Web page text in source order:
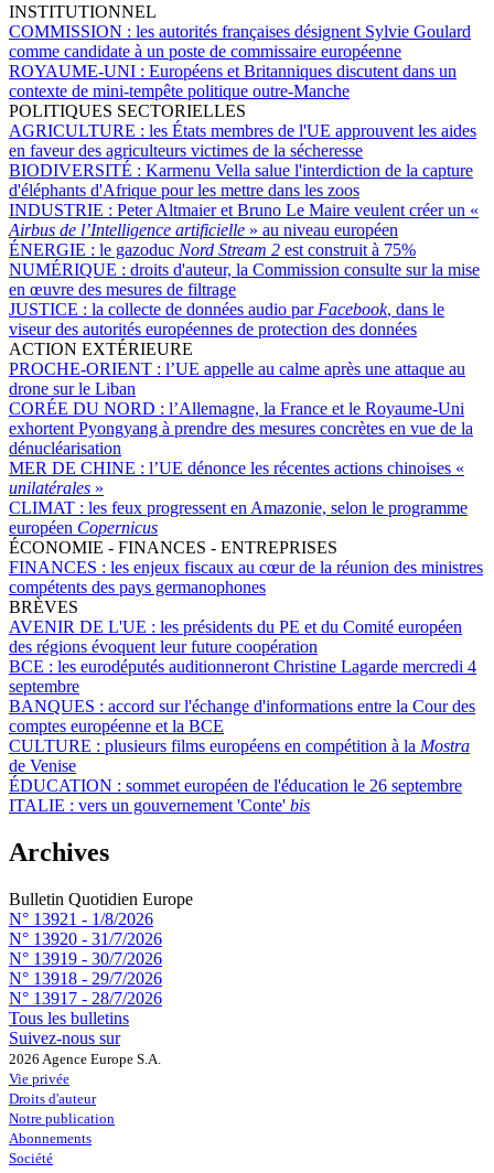
INSTITUTIONNEL
COMMISSION : les autorités françaises désignent Sylvie Goulard
comme candidate à un poste de commissaire européenne
ROYAUME-UNI : Européens et Britanniques discutent dans un
contexte de mini-tempête politique outre-Manche
POLITIQUES SECTORIELLES
AGRICULTURE : les États membres de l'UE approuvent les aides
en faveur des agriculteurs victimes de la sécheresse
BIODIVERSITÉ : Karmenu Vella salue l'interdiction de la capture
d'éléphants d'Afrique pour les mettre dans les zoos
INDUSTRIE : Peter Altmaier et Bruno Le Maire veulent créer un «
Airbus de l’Intelligence artificielle » au niveau européen
ÉNERGIE : le gazoduc Nord Stream 2 est construit à 75%
NUMÉRIQUE : droits d'auteur, la Commission consulte sur la mise
en œuvre des mesures de filtrage
JUSTICE : la collecte de données audio par Facebook, dans le
viseur des autorités européennes de protection des données
ACTION EXTÉRIEURE
PROCHE-ORIENT : l’UE appelle au calme après une attaque au
drone sur le Liban
CORÉE DU NORD : l’Allemagne, la France et le Royaume-Uni
exhortent Pyongyang à prendre des mesures concrètes en vue de la
dénucléarisation
MER DE CHINE : l’UE dénonce les récentes actions chinoises «
unilatérales »
CLIMAT : les feux progressent en Amazonie, selon le programme
européen Copernicus
ÉCONOMIE - FINANCES - ENTREPRISES
FINANCES : les enjeux fiscaux au cœur de la réunion des ministres
compétents des pays germanophones
BRÈVES
AVENIR DE L'UE : les présidents du PE et du Comité européen
des régions évoquent leur future coopération
BCE : les eurodéputés auditionneront Christine Lagarde mercredi 4
septembre
BANQUES : accord sur l'échange d'informations entre la Cour des
comptes européenne et la BCE
CULTURE : plusieurs films européens en compétition à la Mostra
de Venise
ÉDUCATION : sommet européen de l'éducation le 26 septembre
ITALIE : vers un gouvernement 'Conte' bis
Archives
Bulletin Quotidien Europe
N° 13921 - 1/8/2026
N° 13920 - 31/7/2026
N° 13919 - 30/7/2026
N° 13918 - 29/7/2026
N° 13917 - 28/7/2026
Tous les bulletins
Suivez-nous sur
2026 Agence Europe S.A.
Vie privée
Droits d'auteur
Notre publication
Abonnements
Société